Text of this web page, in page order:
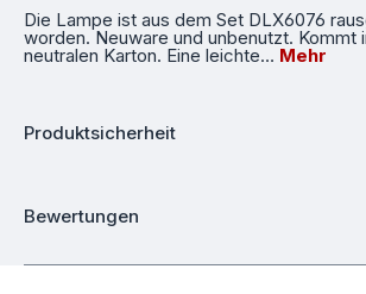
Die Lampe ist aus dem Set DLX6076
worden. Neuware und unbenutzt. Kommt
neutralen Karton. Eine leichte… Mehr
Produktsicherheit
Bewertungen